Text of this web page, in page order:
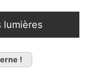
lumières
!